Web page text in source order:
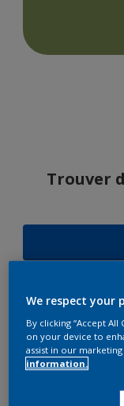
Trouver
We respect your
By clicking “Accept
on your device to
assist in our
information.